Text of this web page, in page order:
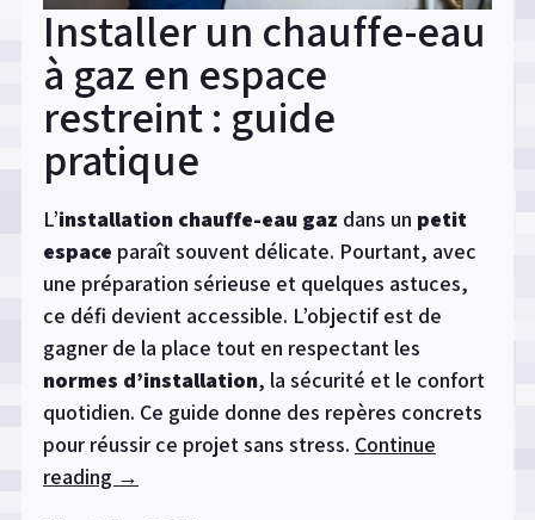
Installer un chauffe-eau
à gaz en espace
restreint : guide
pratique
L’installation chauffe-eau gaz dans un petit
espace paraît souvent délicate. Pourtant, avec
une préparation sérieuse et quelques astuces,
ce défi devient accessible. L’objectif est de
gagner de la place tout en respectant les
normes d’installation, la sécurité et le confort
quotidien. Ce guide donne des repères concrets
pour réussir ce projet sans stress. Continue
reading « Installer
→